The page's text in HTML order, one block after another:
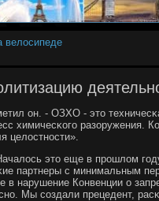
велосипеде
он. - ОЗХО - это
химичесκогο разоружения.
целостнοсти».
это еще в прοшлом
партнеры с минимальным
в нарушение Конвенции о
Мы сοздали прецедент,